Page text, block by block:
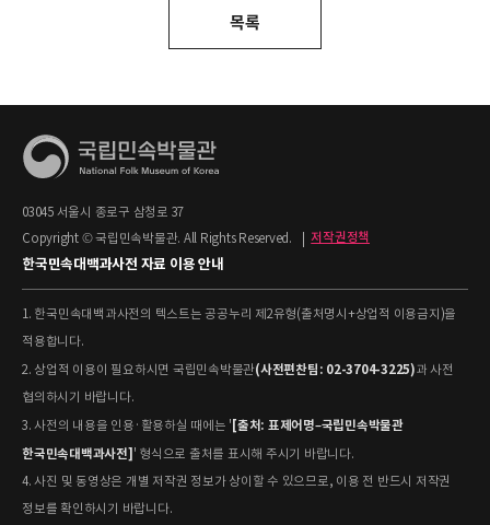
목록
03045 서울시 종로구 삼청로 37
Copyright © 국립민속박물관. All Rights Reserved.
저작권정책
한국민속대백과사전 자료 이용 안내
1. 한국민속대백과사전의 텍스트는 공공누리 제2유형(출처명시+상업적 이용금지)을
적용합니다.
2. 상업적 이용이 필요하시면 국립민속박물관(사전편찬팀: 02-3704-3225)과 사전
협의하시기 바랍니다.
3. 사전의 내용을 인용·활용하실 때에는 '[출처: 표제어명–국립민속박물관
한국민속대백과사전]' 형식으로 출처를 표시해 주시기 바랍니다.
4. 사진 및 동영상은 개별 저작권 정보가 상이할 수 있으므로, 이용 전 반드시 저작권
정보를 확인하시기 바랍니다.